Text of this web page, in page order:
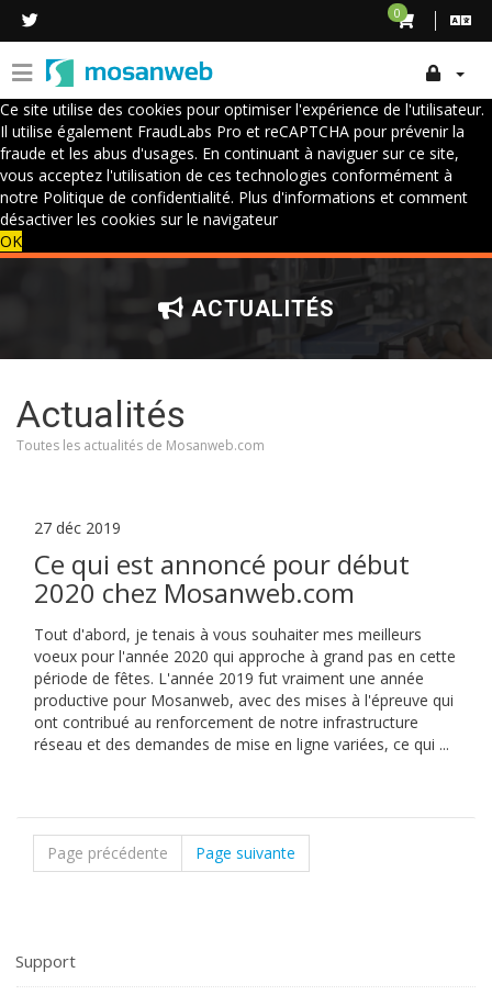
Ce site utilise des cookies pour optimiser l'expérience de l'utilisateur.
Il utilise également FraudLabs Pro et reCAPTCHA pour prévenir la
fraude et les abus d'usages. En continuant à naviguer sur ce site,
vous acceptez l'utilisation de ces technologies conformément à
notre Politique de confidentialité. Plus d'informations et comment
désactiver les cookies sur le navigateur
OK
0
ACTUALITÉS
Actualités
Toutes les actualités de Mosanweb.com
27 déc 2019
Ce qui est annoncé pour début
2020 chez Mosanweb.com
Tout d'abord, je tenais à vous souhaiter mes meilleurs
voeux pour l'année 2020 qui approche à grand pas en cette
période de fêtes. L'année 2019 fut vraiment une année
productive pour Mosanweb, avec des mises à l'épreuve qui
ont contribué au renforcement de notre infrastructure
réseau et des demandes de mise en ligne variées, ce qui ...
Page précédente Page suivante
Support